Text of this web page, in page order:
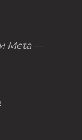
Meta —